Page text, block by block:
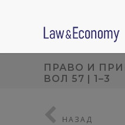
ПРАВО И
ВОЛ 57 | 1–3
НАЗАД